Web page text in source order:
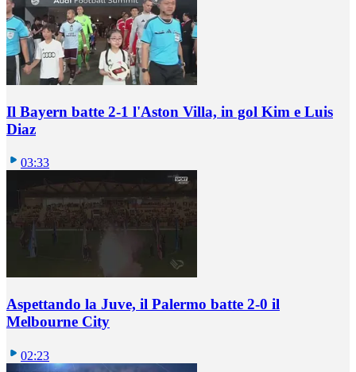
Il Bayern batte 2-1 l'Aston Villa, in gol Kim e Luis
Diaz
03:33
Aspettando la Juve, il Palermo batte 2-0 il
Melbourne City
02:23